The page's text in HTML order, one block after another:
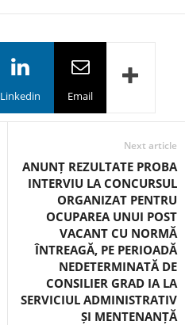
Linkedin Email
Next article
ANUNȚ REZULTATE PROBA
INTERVIU LA CONCURSUL
ORGANIZAT PENTRU
OCUPAREA UNUI POST
VACANT CU NORMĂ
ÎNTREAGĂ, PE PERIOADĂ
NEDETERMINATĂ DE
CONSILIER GRAD IA LA
SERVICIUL ADMINISTRATIV
ȘI MENTENANȚĂ